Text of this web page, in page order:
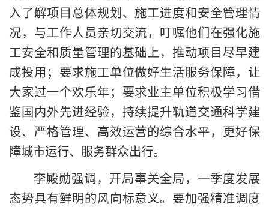
入了解项目总体规划、施工进度和安全管理情
况，与工作人员亲切交流，叮嘱他们在强化施
工安全和质量管理的基础上，推动项目尽早建
成投用；要求施工单位做好生活服务保障，让
大家过一个欢乐年；要求业主单位积极学习借
鉴国内外先进经验，持续提升轨道交通科学建
设、严格管理、高效运营的综合水平，更好保
障城市运行、服务群众出行。
李殿勋强调，开局事关全局，一季度发展
态势具有鲜明的风向标意义。要加强精准调度